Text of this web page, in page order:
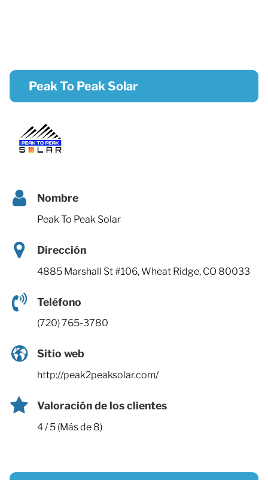
Peak To Peak Solar
Nombre
Peak To Peak Solar
Dirección
4885 Marshall St #106, Wheat Ridge, CO 80033
Teléfono
(720) 765-3780
Sitio web
http://peak2peaksolar.com/
Valoración de los clientes
4 / 5 (Más de 8)